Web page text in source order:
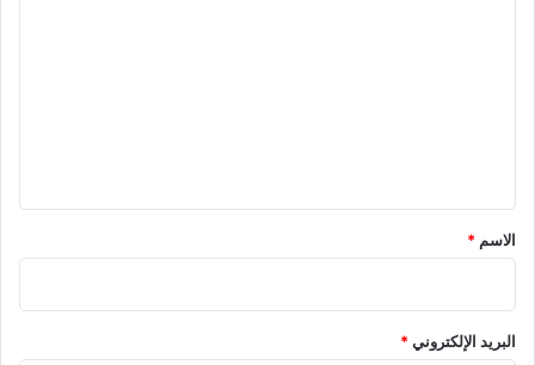
*
الاسم *
البريد الإلكتروني*